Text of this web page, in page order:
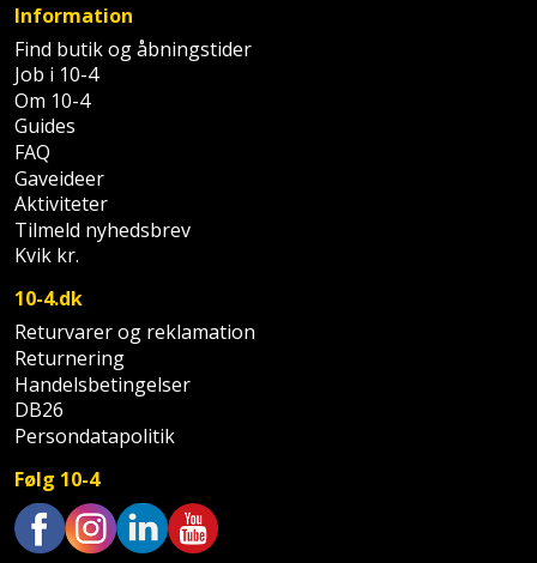
Svejseværk
og
svejsemaskine
Tagpladeværktøj
Trekantsliber
Trekantslibertilbehør
Vægscanner
Varmekanon
Varmepistol
Vinkelsliber
Vinkelslibertilbehør
Information
Find butik og åbningstider
Job i 10-4
Om 10-4
Guides
FAQ
Gaveideer
Aktiviteter
Tilmeld nyhedsbrev
Kvik kr.
10-4.dk
Returvarer og reklamation
Returnering
Handelsbetingelser
DB26
Persondatapolitik
Følg 10-4